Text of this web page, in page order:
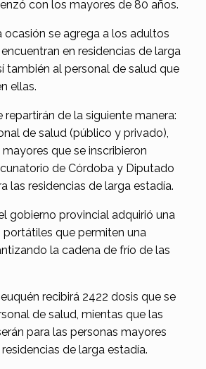
con los mayores de 80 años.
ocasión se agrega a los adultos
en residencias de larga
también al personal de salud que
ellas.
repartirán de la siguiente manera:
de salud (público y privado),
que se inscribieron
de Córdoba y Diputado
las residencias de larga estadía.
gobierno provincial adquirió una
portátiles que permiten una
la cadena de frío de las
recibirá 2422 dosis que se
de salud, mientas que las
para las personas mayores
de larga estadía.